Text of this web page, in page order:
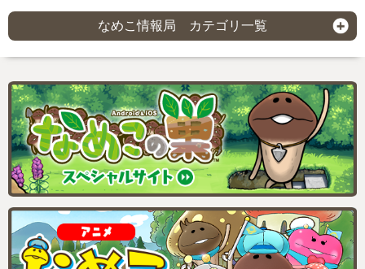
なめこ情報局 カテゴリ一覧